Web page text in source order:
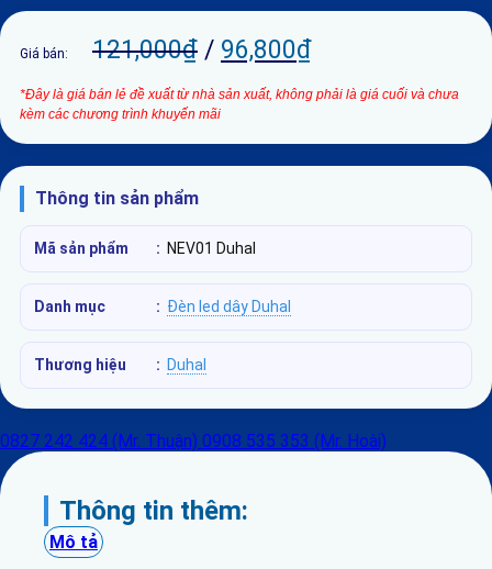
Giá bán: 121,000₫ / 96,800₫
*Đây là giá bán lẻ đề xuất từ nhà sản xuất, không phải là giá cuối và chưa
kèm các chương trình khuyến mãi
Thông tin sản phẩm
Mã sản phẩm : NEV01 Duhal
Danh mục : Đèn led dây Duhal
Thương hiệu : Duhal
0827 242 424 (Mr. Thuận) 0908 535 353 (Mr. Hoài)
Thông tin thêm:
Mô tả